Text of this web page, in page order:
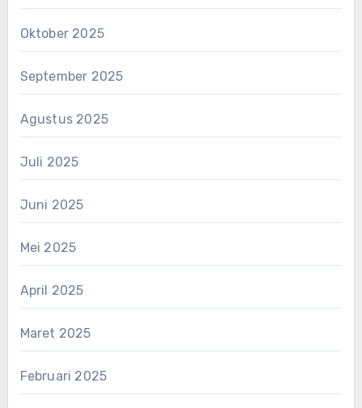
Oktober 2025
September 2025
Agustus 2025
Juli 2025
Juni 2025
Mei 2025
April 2025
Maret 2025
Februari 2025